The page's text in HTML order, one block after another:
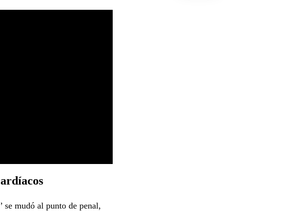
mudó al punto de penal,